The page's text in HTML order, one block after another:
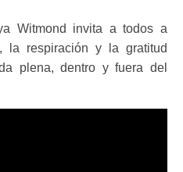
Witmond invita a todos a
la respiración y la gratitud
plena, dentro y fuera del